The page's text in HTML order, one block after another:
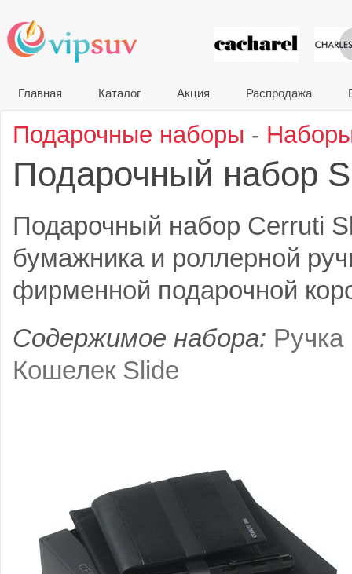
VIP
Главная Каталог Акция Распродажа
Подарочные наборы -
Подарочный набор
Подарочный набор Cerruti
бумажника и роллерной
фирменной подарочной
Содержимое набора:
Кошелек Slide